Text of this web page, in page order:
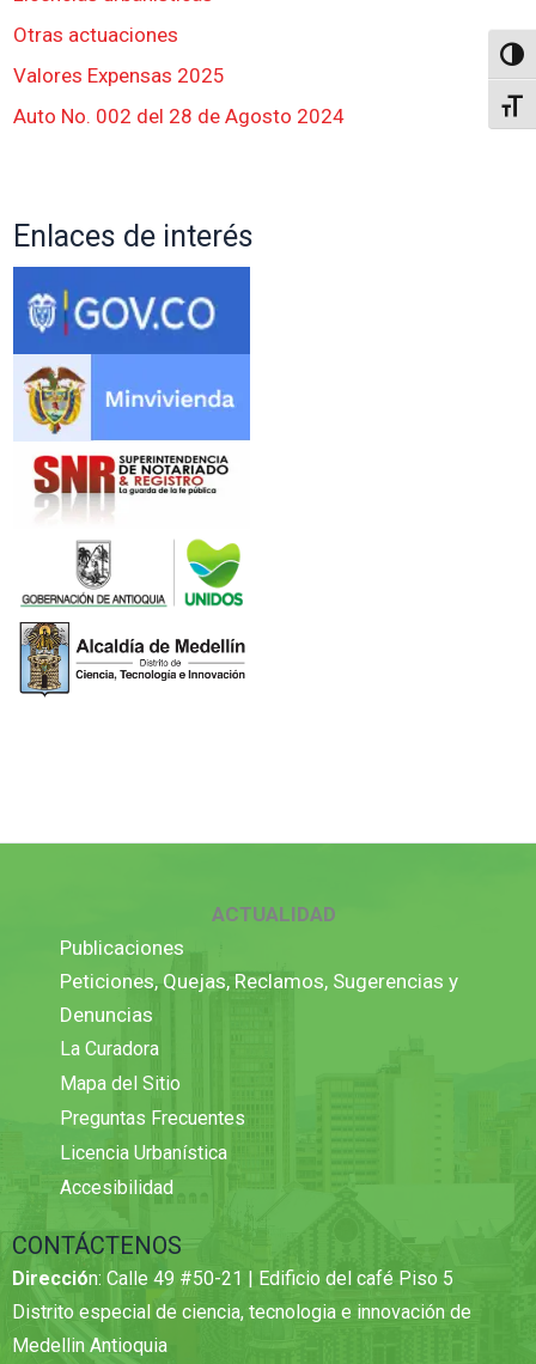
Otras actuaciones
Valores Expensas 2025
Auto No. 002 del 28 de Agosto 2024
Enlaces de interés
ACTUALIDAD
Publicaciones
Peticiones, Quejas, Reclamos, Sugerencias y
Denuncias
La Curadora
Mapa del Sitio
Preguntas Frecuentes
Licencia Urbanística
Accesibilidad
CONTÁCTENOS
Dirección: Calle 49 #50-21 | Edificio del café Piso 5
Distrito especial de ciencia, tecnologia e innovación de
Medellin Antioquia